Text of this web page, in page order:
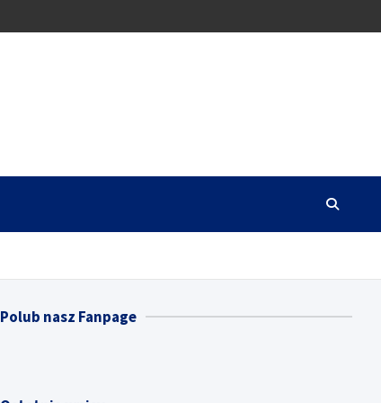
Polub nasz Fanpage